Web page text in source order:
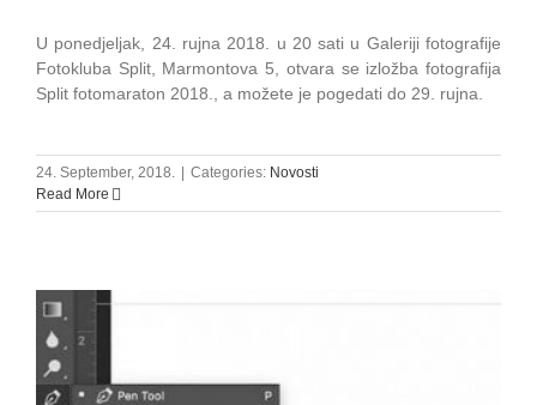
U ponedjeljak, 24. rujna 2018. u 20 sati u Galeriji fotografije
Fotokluba Split, Marmontova 5, otvara se izložba fotografija
Split fotomaraton 2018., a možete je pogedati do 29. rujna.
24. September, 2018. Categories: Novosti
Read More